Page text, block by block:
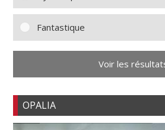
Fantastique
Voir les
OPALIA